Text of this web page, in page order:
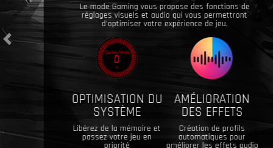
Le mode Gaming vous propose des fonctions de
réglages visuels et audio qui vous permettront
d’optimiser votre expérience de jeu.
OPTIMISATION DU
SYSTÈME
Libérez de la mémoire et
passez votre jeu en
priorité
AMÉLIORATION
DES EFFETS
Création de profils
automatiques pour
améliorer les effets audio